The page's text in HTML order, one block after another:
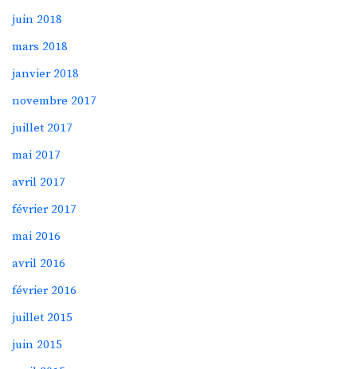
juin 2018
mars 2018
janvier 2018
novembre 2017
juillet 2017
mai 2017
avril 2017
février 2017
mai 2016
avril 2016
février 2016
juillet 2015
juin 2015